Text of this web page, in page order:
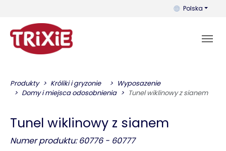
Możesz
Polska
Produkty Króliki i gryzonie
Wyposazenie
Domy i miejsca odosobnienia
Tunel wiklinowy z sianem
Tunel wiklinowy z sianem
Numer produktu: 60776 - 60777